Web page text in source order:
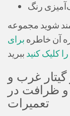
رنگ
شوید مجموعه
آن خاطره برای
کلیک کنید
غرب و
ظرافت در
تعمیرات